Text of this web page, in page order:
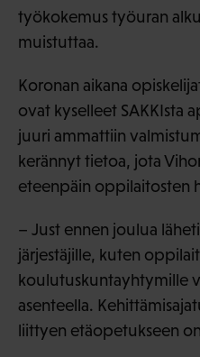
työkokemus työuran
muistuttaa.
Koronan aikana
ovat kyselleet SAKKIsta
juuri ammattiin
kerännyt tietoa, jota
eteenpäin oppilaitosten
– Just ennen joulua
järjestäjille, kuten
koulutuskuntayhtymille
asenteella.
liittyen etäopetukseen